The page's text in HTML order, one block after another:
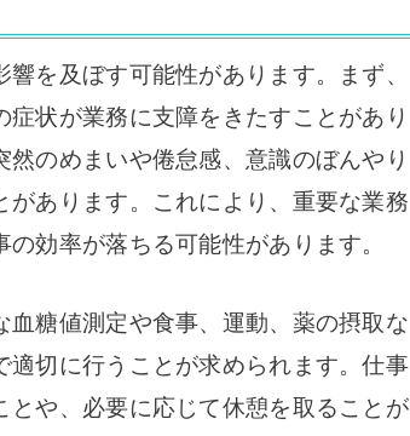
を及ぼす可能性があります。まず、
状が業務に支障をきたすことがあり
然のめまいや倦怠感、意識のぼんやり
あります。これにより、重要な業務
効率が落ちる可能性があります。
血糖値測定や食事、運動、薬の摂取な
適切に行うことが求められます。仕事
とや、必要に応じて休憩を取ることが